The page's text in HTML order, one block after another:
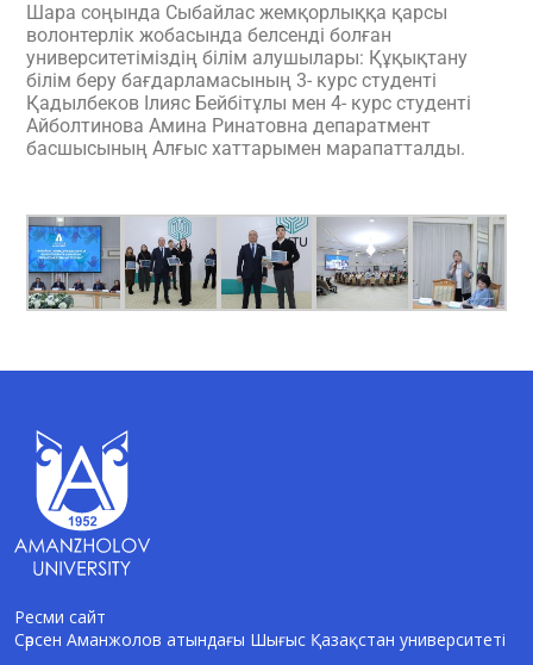
Шара соңында Сыбайлас жемқорлыққа қарсы
волонтерлік жобасында белсенді болған
университетіміздің білім алушылары: Құқықтану
білім беру бағдарламасының 3- курс студенті
Қадылбеков Ілияс Бейбітұлы мен 4- курс студенті
Айболтинова Амина Ринатовна депаратмент
басшысының Алғыс хаттарымен марапатталды.
Ресми сайт
Сәрсен Аманжолов атындағы Шығыс Қазақстан университеті
AI-Talapker